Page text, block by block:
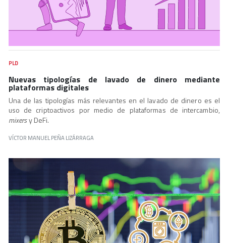
PLD
Nuevas tipologías de lavado de dinero mediante
plataformas digitales
Una de las tipologías más relevantes en el lavado de dinero es el
uso de criptoactivos por medio de plataformas de intercambio,
mixersy DeFi.
VÍCTOR MANUEL PEÑA LIZÁRRAGA